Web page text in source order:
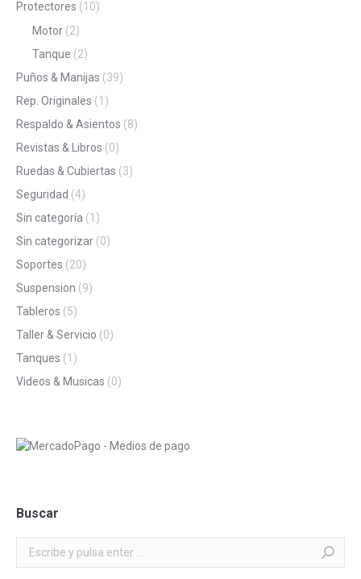
Protectores (10)
Motor (2)
Tanque (2)
Puños & Manijas (39)
Rep. Originales (1)
Respaldo & Asientos (8)
Revistas & Libros (0)
Ruedas & Cubiertas (3)
Seguridad (4)
Sin categoría (1)
Sin categorizar (0)
Soportes (20)
Suspension (9)
Tableros (5)
Taller & Servicio (0)
Tanques (1)
Videos & Musicas (0)
Buscar